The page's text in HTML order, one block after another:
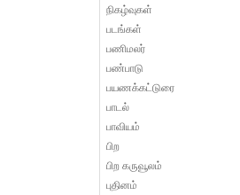
நிகழ்வுகள்
படங்கள்
பணிமலர்
பண்பாடு
பயணக்கட்டுரை
பாடல்
பாவியம்
பிற
பிற கருவூலம்
புதினம்